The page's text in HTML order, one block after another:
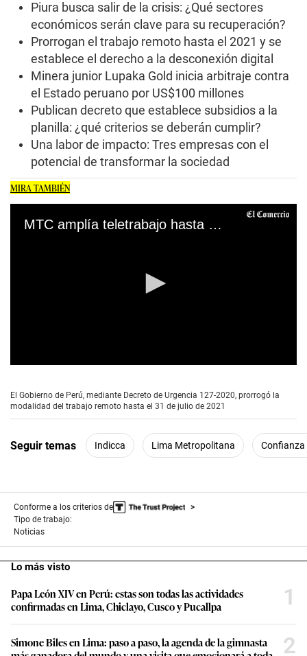
Piura busca salir de la crisis: ¿Qué sectores
económicos serán clave para su recuperación?
Prorrogan el trabajo remoto hasta el 2021 y se
establece el derecho a la desconexión digital
Minera junior Lupaka Gold inicia arbitraje contra
el Estado peruano por US$100 millones
Publican decreto que establece subsidios a la
planilla: ¿qué criterios se deberán cumplir?
Una labor de impacto: Tres empresas con el
potencial de transformar la sociedad
MIRA TAMBIÉN
MTC amplía teletrabajo hasta el 31 de julio del 2021
e
c
s
m
n
e
7
s
e
c
n
El Gobierno de Perú, mediante Decreto de Urgencia 127-2020, prorrogó la
modalidad del trabajo remoto hasta el 31 de julio de 2021
Seguir temas Indicca Lima Metropolitana Confianza
Conforme a los criterios de
Tipo de trabajo:
Noticias
Lo más visto
Papa León XIV en Perú: estas son todas las actividades
confirmadas en Lima, Chiclayo, Cusco y Pucallpa
1
Simone Biles en Lima: paso a paso, la agenda de la gimnasta
2